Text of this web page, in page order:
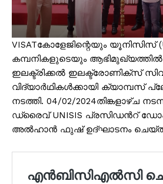
VISATകോളേജിന്റെയും യൂനിസിസ്
കമ്പനികളുടെയും ആഭിമുഖ്യത്തിൽ
ഇലക്ട്രിക്കൽ ഇലക്ട്രോണിക്സ്
വിദ്യാർഥികൾക്കായി ക്യാമ്പസ്
നടത്തി. 04/02/2024തിങ്കളാഴ്ച
ഡ്രൈവ് UNISIS പ്രസിഡൻറ്
അൽഹാൻ ഫുഷ് ഉദ്ഘാടനം